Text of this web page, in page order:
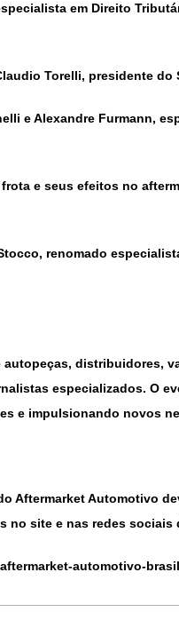
em Direito
Torelli, presidente do
e Alexandre Furmann,
e seus efeitos no
renomado
distribuidores,
especializados. O
e impulsionando novos
Aftermarket Automotivo
no site e nas redes sociais
automotivo-